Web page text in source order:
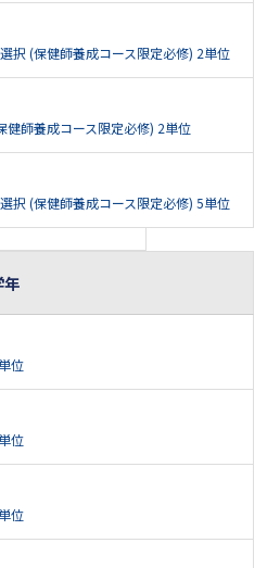
択 (保健師養成コース限定必修) 2単位
健師養成コース限定必修) 2単位
択 (保健師養成コース限定必修) 5単位
年
位
位
位